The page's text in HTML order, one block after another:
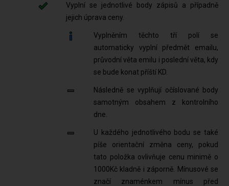
Vyplní se jednotlivé body zápisů a případně
jejich úprava ceny.
Vyplněním těchto tří polí se
automaticky vyplní předmět emailu,
průvodní věta emilu i poslední věta, kdy
se bude konat příští KD.
Následně se vyplňují očíslované body
samotným obsahem z kontrolního
dne.
U každého jednotlivého bodu se také
píše orientační změna ceny, pokud
tato položka ovlivňuje cenu minimě o
1000Kč kladně i záporně. Mínusové se
značí znaménkem mínus před